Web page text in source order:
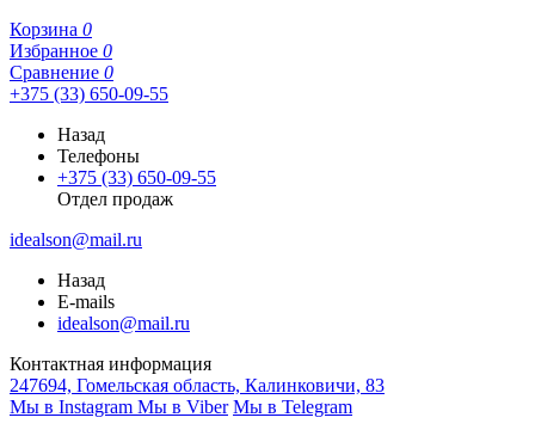
Корзина 0
Избранное 0
Сравнение 0
+375 (33) 650-09-55
Назад
Телефоны
+375 (33) 650-09-55
Отдел продаж
idealson@mail.ru
Назад
E-mails
idealson@mail.ru
Контактная информация
247694, Гомельская область, Калинковичи, 83
Мы в Instagram Мы в Viber Мы в Telegram